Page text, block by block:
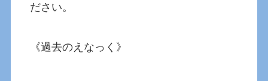
ださい。
《過去のえなっく》